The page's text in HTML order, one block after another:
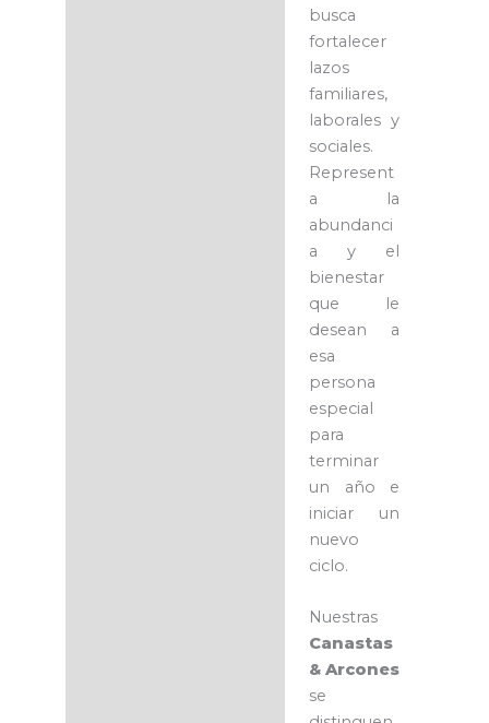
busca
fortalecer
lazos
familiares,
laborales y
sociales.
Represent
a la
abundanci
a y el
bienestar
que le
desean a
esa
persona
especial
para
terminar
un año e
iniciar un
nuevo
ciclo.
Nuestras
Canastas
& Arcones
se